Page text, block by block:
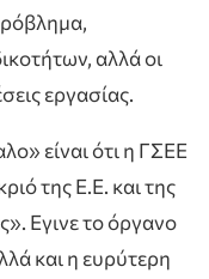
αλλά οι
εργασίας.
είναι ότι η ΓΣΕΕ
της Ε.Ε. και της
Εγινε το όργανο
και η ευρύτερη